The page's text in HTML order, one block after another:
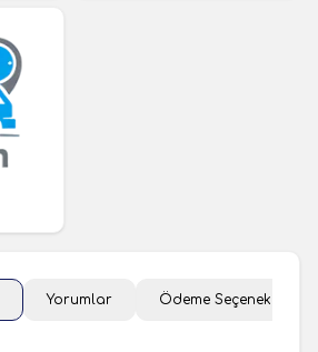
Yorumlar Ödeme Seçenekleri